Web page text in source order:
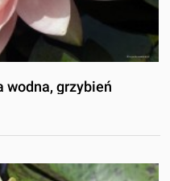
wodna, grzybień